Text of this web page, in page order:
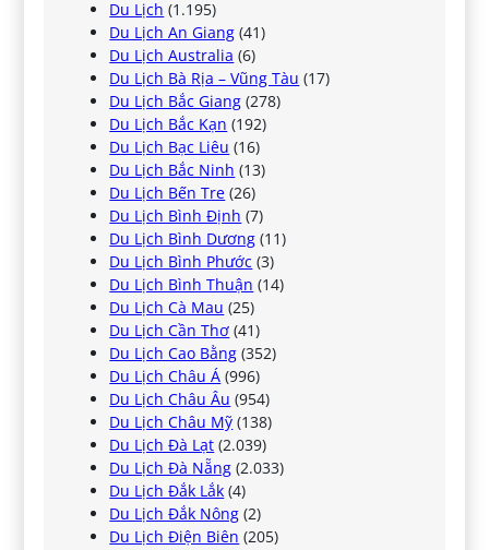
Du Lịch (1.195)
Du Lịch An Giang (41)
Du Lịch Australia (6)
Du Lịch Bà Rịa – Vũng Tàu (17)
Du Lịch Bắc Giang (278)
Du Lịch Bắc Kạn (192)
Du Lịch Bạc Liêu (16)
Du Lịch Bắc Ninh (13)
Du Lịch Bến Tre (26)
Du Lịch Bình Định (7)
Du Lịch Bình Dương (11)
Du Lịch Bình Phước (3)
Du Lịch Bình Thuận (14)
Du Lịch Cà Mau (25)
Du Lịch Cần Thơ (41)
Du Lịch Cao Bằng (352)
Du Lịch Châu Á (996)
Du Lịch Châu Âu (954)
Du Lịch Châu Mỹ (138)
Du Lịch Đà Lạt (2.039)
Du Lịch Đà Nẵng (2.033)
Du Lịch Đắk Lắk (4)
Du Lịch Đắk Nông (2)
Du Lịch Điện Biên (205)